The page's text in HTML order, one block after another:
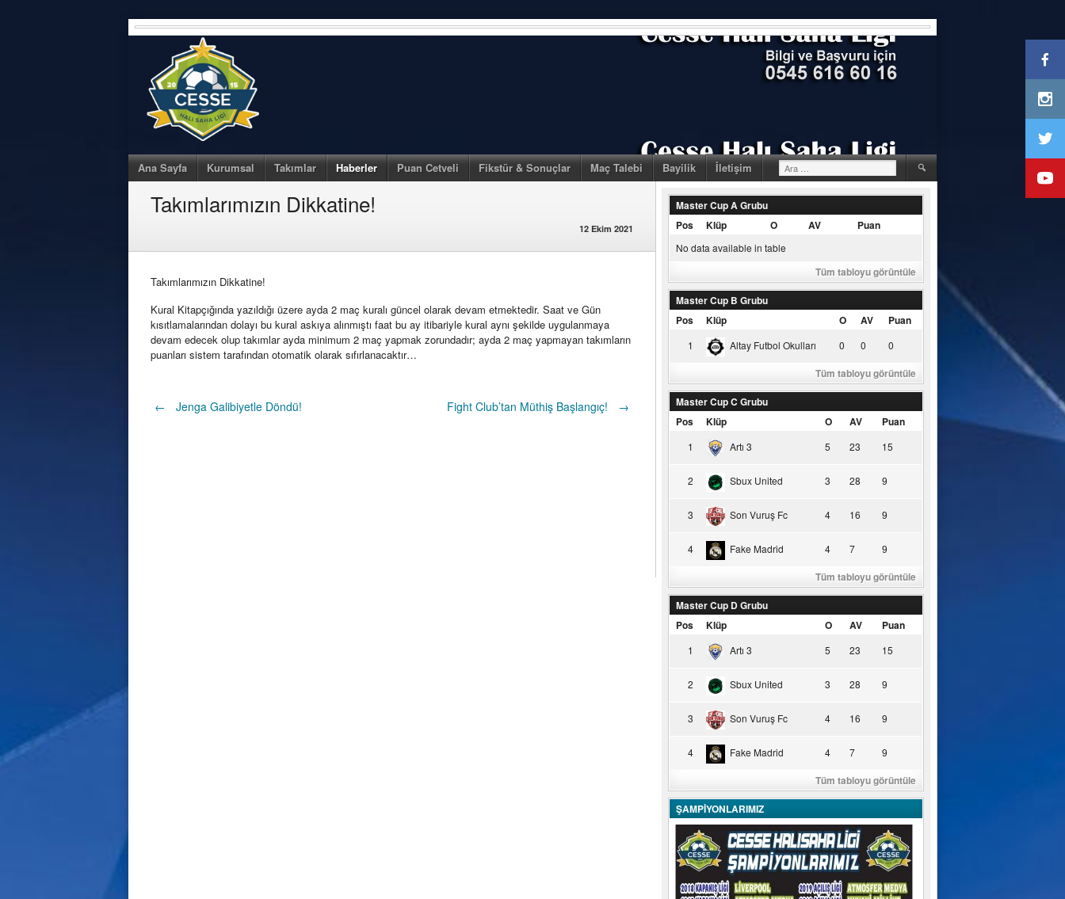
Skip
to
Ana Sayfa Kurumsal Takımlar Haberler Puan Cetveli Fikstür & Sonuçlar Maç Talebi Bayilik İletişim Arama:
Takımlarımızın Dikkatine!
12 Ekim 2021
Takımlarımızın Dikkatine!
Kural Kitapçığında yazıldığı üzere ayda 2 maç kuralı güncel olarak devam etmektedir. Saat ve Gün
kısıtlamalarından dolayı bu kural askıya alınmıştı faat bu ay itibariyle kural aynı şekilde uygulanmaya
devam edecek olup takımlar ayda minimum 2 maç yapmak zorundadır; ayda 2 maç yapmayan takımların
puanları sistem tarafından otomatik olarak sıfırlanacaktır…
Post
← Jenga Galibiyetle Döndü! Fight Club’tan Müthiş Başlangıç! →
Master Cup A Grubu
Pos
Klüp O AV Puan
No data available in table
Tüm tabloyu görüntüle
Master Cup B Grubu
Pos
Klüp O AV Puan
1 Altay Futbol Okulları 0 0 0
Tüm tabloyu görüntüle
Master Cup C Grubu
Pos
Klüp O AV Puan
1 Artı 3 5 23 15
2 Sbux United 3 28 9
3 Son Vuruş Fc 4 16 9
4 Fake Madrid 4 7 9
Tüm tabloyu görüntüle
Master Cup D Grubu
Pos
Klüp O AV Puan
1 Artı 3 5 23 15
2 Sbux United 3 28 9
3 Son Vuruş Fc 4 16 9
4 Fake Madrid 4 7 9
Tüm tabloyu görüntüle
ŞAMPİYONLARIMIZ